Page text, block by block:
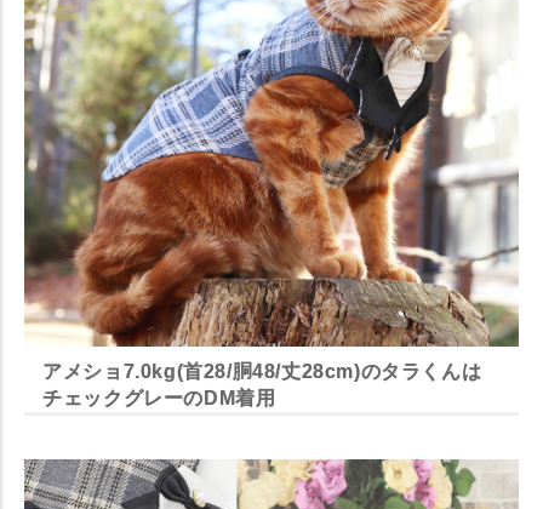
アメショ7.0kg(首28/胴48/丈28cm)のタラくんは
チェックグレーのDM着用